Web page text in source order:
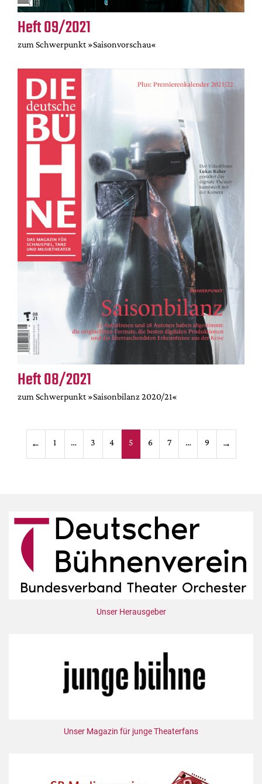
Heft 09/2021
zum Schwerpunkt »Saisonvorschau«
Heft 08/2021
zum Schwerpunkt »Saisonbilanz 2020/21«
der
← 1 … 3 4 5 6 7 … 9 →
Unser Herausgeber
Unser Magazin für junge Theaterfans